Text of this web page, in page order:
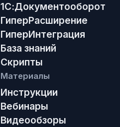
1С:Документооборот
ГиперРасширение
ГиперИнтеграция
База знаний
Скрипты
Материалы
Инструкции
Вебинары
Видеообзоры